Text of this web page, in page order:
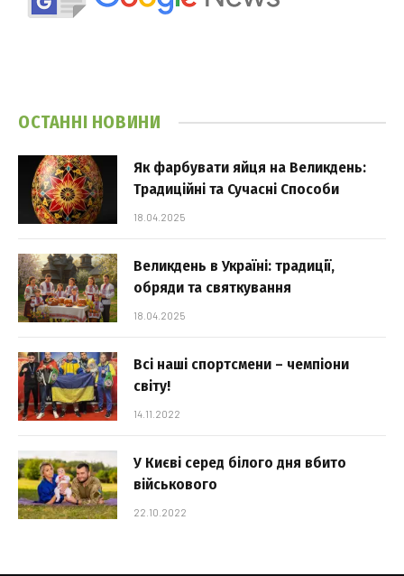
ОСТАННІ НОВИНИ
Як фарбувати яйця на Великдень:
Традиційні та Сучасні Способи
18.04.2025
Великдень в Україні: традиції,
обряди та святкування
18.04.2025
Всі наші спортсмени – чемпіони
світу!
14.11.2022
У Києві серед білого дня вбито
військового
22.10.2022